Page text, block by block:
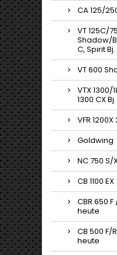
CA 125/
VT 125C/
Shadow/
C, Spirit
VT 600
VTX 1300/
1300 CX
VFR
Goldwing
NC 750 S/
CB 1100 EX
CBR 650 F
heute
CB 500 F/
heute